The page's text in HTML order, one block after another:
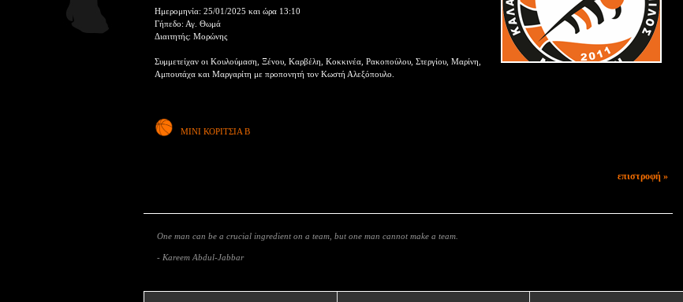
Ημερομηνία: 25/01/2025 και ώρα 13:10
Γήπεδο: Αγ. Θωμά
Διαιτητής: Μορώνης
Συμμετείχαν οι Κουλούμαση, Ξένου, Καρβέλη, Κοκκινέα, Ρακοπούλου, Στεργίου, Μαρίνη,
Αμπουτάχα και Μαργαρίτη με προπονητή τον Κωστή Αλεξόπουλο.
ΜΙΝΙ ΚΟΡΙΤΣΙΑ Β
επιστροφή »
One man can be a crucial ingredient on a team, but one man cannot make a team.
- Kareem Abdul-Jabbar